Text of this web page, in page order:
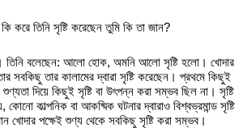
করে তিনি সৃষ্টি করেছেন তুমি কি তা জান?
তিনি বলেছেন: আলো হোক, অমনি আলো সৃষ্টি হলো। খোদার
সবকিছু তার কালামের দ্বারা সৃষ্টি করেছেন। প্রথমে কিছুই
দিয়ে কিছুই সৃষ্টি বা উৎপন্ন করা সম্ভব ছিল না। সৃষ্টি
কাল্পনিক বা আকষ্মিক ঘটনার দ্বারাও বিশ্বভ্রমান্ড সৃষ্টি
খোদার পক্ষেই শুণ্য থেকে সবকিছু সৃষ্টি করা সম্ভব।